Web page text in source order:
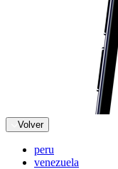
Volver
peru
venezuela